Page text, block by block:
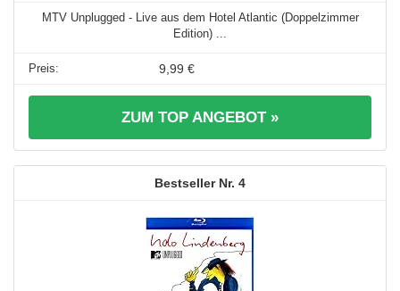
MTV Unplugged - Live aus dem Hotel Atlantic (Doppelzimmer
Edition) ...
9,99 €
ZUM TOP ANGEBOT »
4